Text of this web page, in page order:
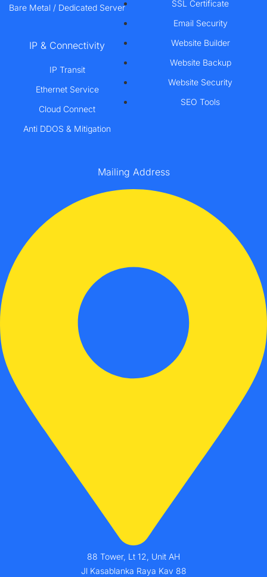
Bare Metal / Dedicated Server
IP & Connectivity
IP Transit
Ethernet Service
Cloud Connect
Anti DDOS & Mitigation
SSL Certificate
Email Security
Website Builder
Website Backup
Website Security
SEO Tools
Mailing Address
88 Tower, Lt 12, Unit AH
Jl Kasablanka Raya Kav 88